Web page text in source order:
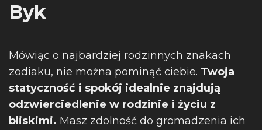
Byk
Mówiąc o najbardziej rodzinnych znakach
zodiaku, nie można pominąć ciebie. Twoja
statyczność i spokój idealnie znajdują
odzwierciedlenie w rodzinie i życiu z
bliskimi. Masz zdolność do gromadzenia ich